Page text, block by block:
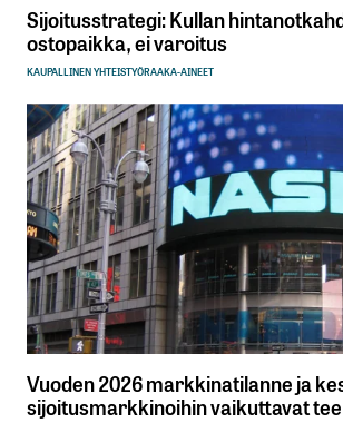
Sijoitusstrategi: Kullan
ostopaikka, ei varoitus
KAUPALLINEN YHTEISTYÖRAAKA-AINEET
Vuoden 2026 markkinatilanne ja
sijoitusmarkkinoihin vaikuttavat